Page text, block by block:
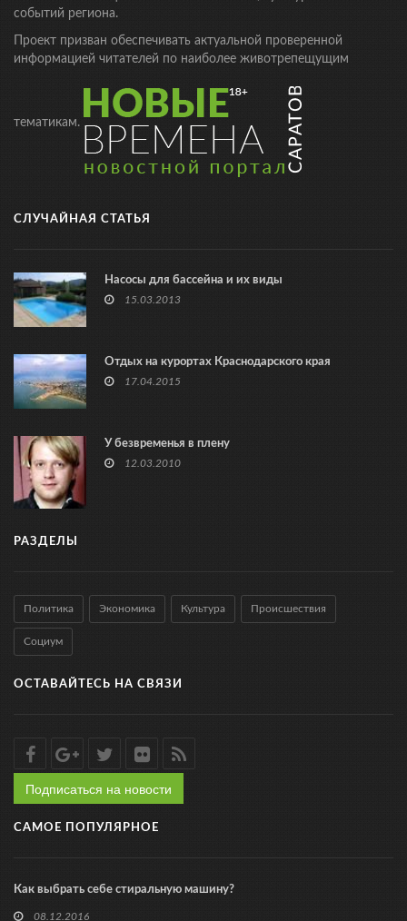
событий региона.
Проект призван обеспечивать актуальной проверенной
информацией читателей по наиболее животрепещущим
тематикам.
СЛУЧАЙНАЯ СТАТЬЯ
Насосы для бассейна и их виды
15.03.2013
Отдых на курортах Краснодарского края
17.04.2015
У безвременья в плену
12.03.2010
РАЗДЕЛЫ
Политика Экономика Культура Происшествия
Социум
ОСТАВАЙТЕСЬ НА СВЯЗИ
Подписаться на новости
САМОЕ ПОПУЛЯРНОЕ
Как выбрать себе стиральную машину?
08.12.2016